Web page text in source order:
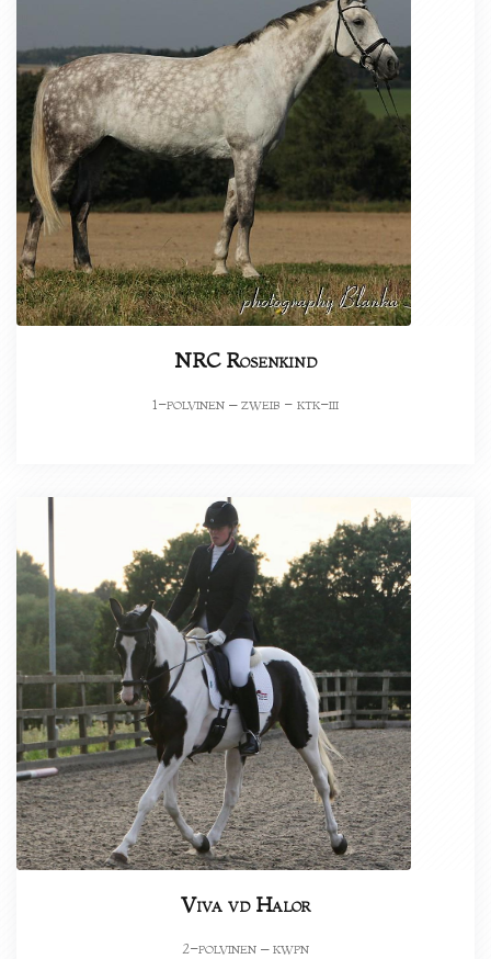
NRC Rosenkind
1-polvinen – zweib - ktk-iii
Viva vd Halor
2-polvinen – kwpn